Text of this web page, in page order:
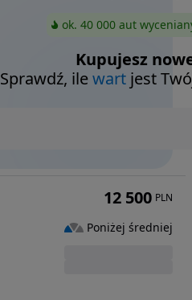
ok. 40 000 aut
Kupujesz
Sprawdź, ilewart jest
12 500 PLN
Poniżej średniej